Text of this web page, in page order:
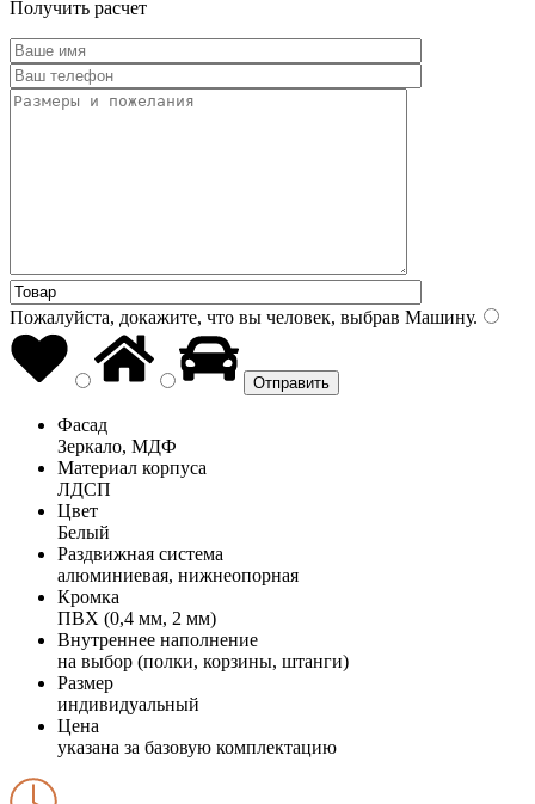
Получить расчет
Пожалуйста, докажите, что вы человек, выбрав Машину.
Фасад
Зеркало, МДФ
Материал корпуса
ЛДСП
Цвет
Белый
Раздвижная система
алюминиевая, нижнеопорная
Кромка
ПВХ (0,4 мм, 2 мм)
Внутреннее наполнение
на выбор (полки, корзины, штанги)
Размер
индивидуальный
Цена
указана за базовую комплектацию